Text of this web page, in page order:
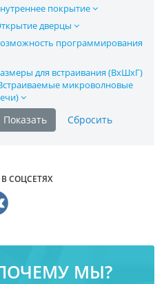
покрытие
дверцы
программирования
для встраивания (ВхШхГ)
микроволновые
СОЦСЕТЯХ
МЫ?